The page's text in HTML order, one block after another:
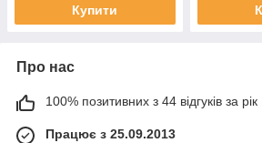
Купити
Про нас
100% позитивних з 44 відгуків за рік
Працює з 25.09.2013